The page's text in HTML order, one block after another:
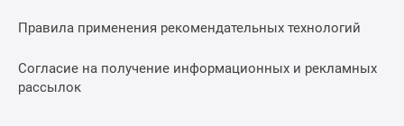
41%
360°
новостроек
Правила применения рекомендательных технологий
Согласие на получение информационных и рекламных
рассылок